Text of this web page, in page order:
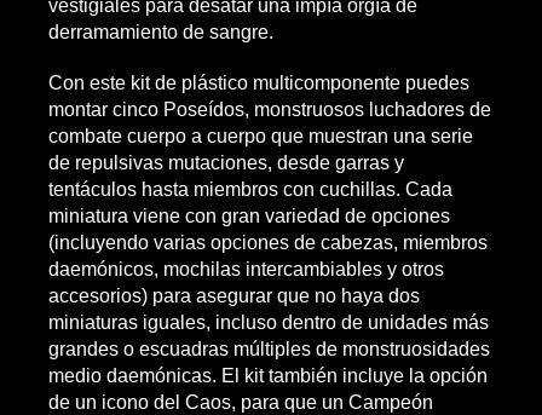
vestigiales para desatar una impía orgía de
derramamiento de sangre.
Con este kit de plástico multicomponente puedes
montar cinco Poseídos, monstruosos luchadores de
combate cuerpo a cuerpo que muestran una serie
de repulsivas mutaciones, desde garras y
tentáculos hasta miembros con cuchillas. Cada
miniatura viene con gran variedad de opciones
(incluyendo varias opciones de cabezas, miembros
daemónicos, mochilas intercambiables y otros
accesorios) para asegurar que no haya dos
miniaturas iguales, incluso dentro de unidades más
grandes o escuadras múltiples de monstruosidades
medio daemónicas. El kit también incluye la opción
de un icono del Caos, para que un Campeón